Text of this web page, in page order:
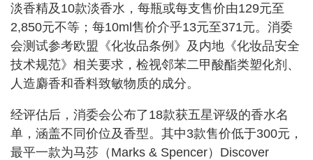
淡香精及10款淡香水，每瓶或每支售价由129元至
2,850元不等；每10ml售价介乎13元至371元。消委
会测试参考欧盟《化妆品条例》及内地《化妆品安全
技术规范》相关要求，检视邻苯二甲酸酯类塑化剂、
人造麝香和香料致敏物质的成分。
经评估后，消委会公布了18款获五星评级的香水名
单，涵盖不同价位及香型。其中3款售价低于300元，
最平一款为马莎（Marks & Spencer）Discover